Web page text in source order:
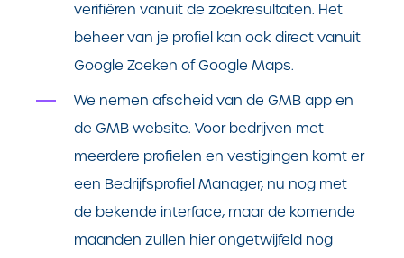
verifiëren vanuit de zoekresultaten. Het
beheer van je profiel kan ook direct vanuit
Google Zoeken of Google Maps.
We nemen afscheid van de GMB app en
de GMB website. Voor bedrijven met
meerdere profielen en vestigingen komt er
een Bedrijfsprofiel Manager, nu nog met
de bekende interface, maar de komende
maanden zullen hier ongetwijfeld nog